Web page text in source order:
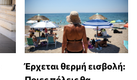
Έρχεται θερμή εισβολή: